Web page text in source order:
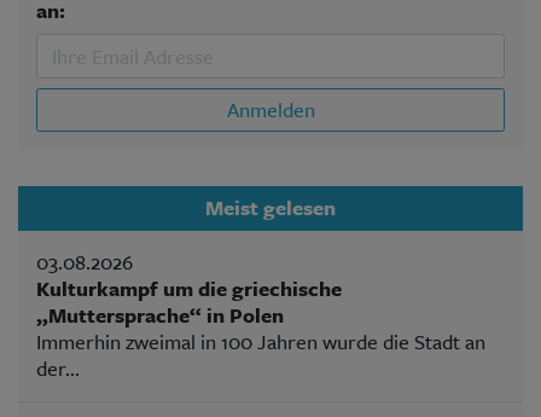
an:
Anmelden
Meist gelesen
03.08.2026
Kulturkampf um die griechische
„Muttersprache“ in Polen
Immerhin zweimal in 100 Jahren wurde die Stadt an
der...